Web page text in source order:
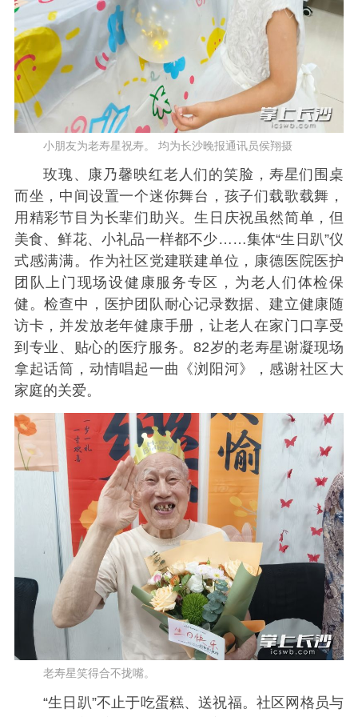
小朋友为老寿星祝寿。 均为长沙晚报通讯员侯翔摄
玫瑰、康乃馨映红老人们的笑脸，寿星们围桌
而坐，中间设置一个迷你舞台，孩子们载歌载舞，
用精彩节目为长辈们助兴。生日庆祝虽然简单，但
美食、鲜花、小礼品一样都不少……集体“生日趴”仪
式感满满。作为社区党建联建单位，康德医院医护
团队上门现场设健康服务专区，为老人们体检保
健。检查中，医护团队耐心记录数据、建立健康随
访卡，并发放老年健康手册，让老人在家门口享受
到专业、贴心的医疗服务。82岁的老寿星谢凝现场
拿起话筒，动情唱起一曲《浏阳河》，感谢社区大
家庭的关爱。
老寿星笑得合不拢嘴。
“生日趴”不止于吃蛋糕、送祝福。社区网格员与